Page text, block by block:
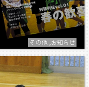
その他 ,お知らせ